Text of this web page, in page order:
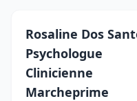
Rosaline Dos
Psychologue
Clinicienne
Marcheprime